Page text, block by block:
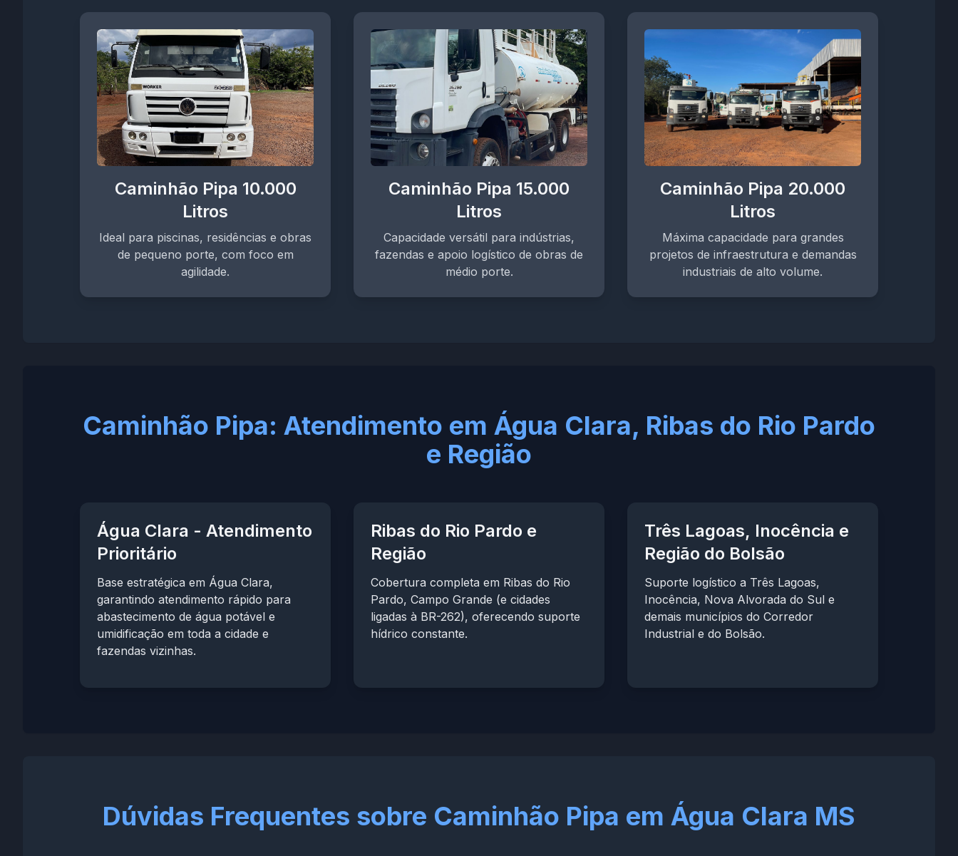
Caminhão Pipa 10.000
Litros
Ideal para piscinas, residências e obras
de pequeno porte, com foco em
agilidade.
Caminhão Pipa 15.000
Litros
Capacidade versátil para indústrias,
fazendas e apoio logístico de obras de
médio porte.
Caminhão Pipa 20.000
Litros
Máxima capacidade para grandes
projetos de infraestrutura e demandas
industriais de alto volume.
Caminhão Pipa: Atendimento em Água Clara, Ribas do Rio Pardo
e Região
Água Clara - Atendimento
Prioritário
Base estratégica em Água Clara,
garantindo atendimento rápido para
abastecimento de água potável e
umidificação em toda a cidade e
fazendas vizinhas.
Ribas do Rio Pardo e
Região
Cobertura completa em Ribas do Rio
Pardo, Campo Grande (e cidades
ligadas à BR-262), oferecendo suporte
hídrico constante.
Três Lagoas, Inocência e
Região do Bolsão
Suporte logístico a Três Lagoas,
Inocência, Nova Alvorada do Sul e
demais municípios do Corredor
Industrial e do Bolsão.
Dúvidas Frequentes sobre Caminhão Pipa em Água Clara MS